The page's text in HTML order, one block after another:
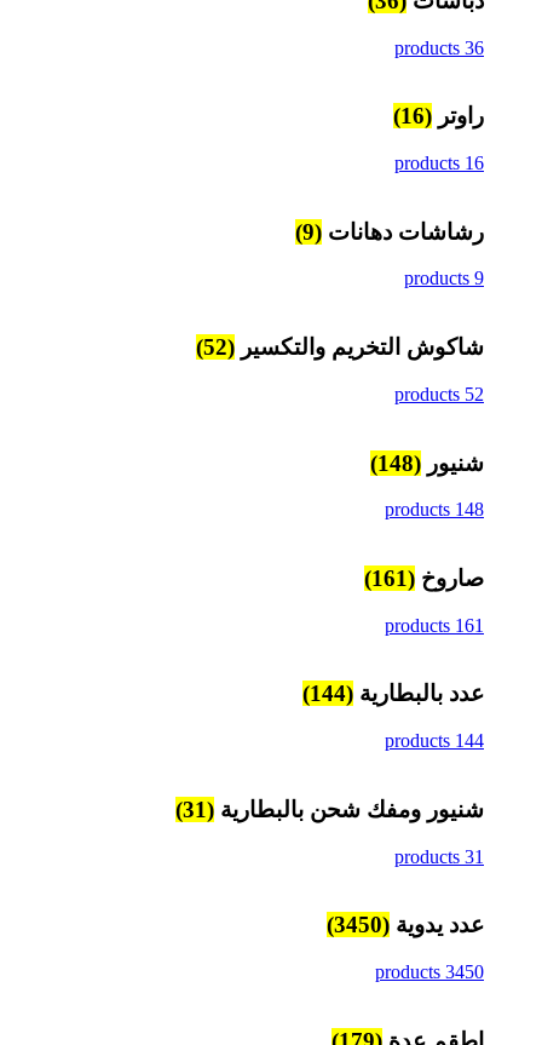
36 products
راوتر (16)
16 products
رشاشات دهانات (9)
9 products
شاكوش التخريم والتكسير (52)
52 products
شنيور (148)
148 products
صاروخ (161)
161 products
عدد بالبطارية (144)
144 products
شنيور ومفك شحن بالبطارية (31)
31 products
عدد يدوية (3450)
3450 products